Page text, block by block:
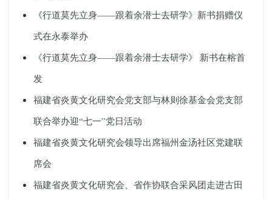
《行道莫先立身——跟着余潜士去研学》新书捐赠仪
式在永泰举办
《行道莫先立身——跟着余潜士去研学》 新书在榕首
发
福建省炎黄文化研究会党支部与林则徐基金会党支部
联合举办迎“七一”党日活动
福建省炎黄文化研究会领导出席福州金汤社区党建联
席会
福建省炎黄文化研究会、省作协联合采风团走进古田